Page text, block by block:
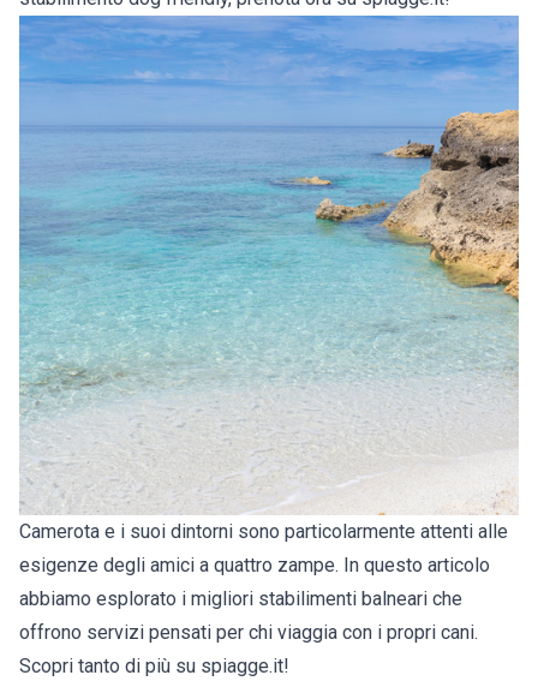
Camerota e i suoi dintorni sono particolarmente attenti alle
esigenze degli amici a quattro zampe. In questo articolo
abbiamo esplorato i migliori stabilimenti balneari che
offrono servizi pensati per chi viaggia con i propri cani.
Scopri tanto di più su spiagge.it!